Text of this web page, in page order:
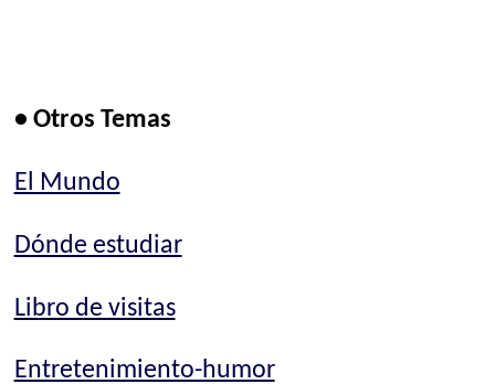
• Otros Temas
El Mundo
Dónde estudiar
Libro de visitas
Entretenimiento-humor